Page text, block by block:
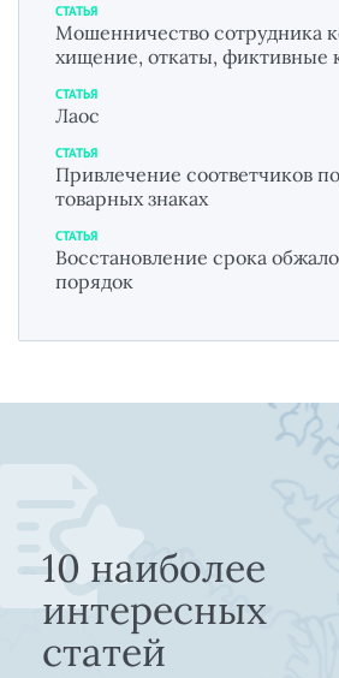
СТАТЬЯ
Мошенничество сотрудника
хищение, откаты, фиктивные
СТАТЬЯ
Лаос
СТАТЬЯ
Привлечение соответчиков
товарных знаках
СТАТЬЯ
Восстановление срока
порядок
10 наиболее
интересных
статей